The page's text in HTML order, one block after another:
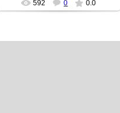
592 0 0.0